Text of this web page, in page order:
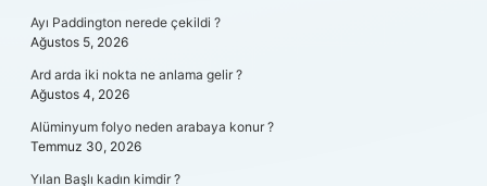
Ayı Paddington nerede çekildi ?
Ağustos 5, 2026
Ard arda iki nokta ne anlama gelir ?
Ağustos 4, 2026
Alüminyum folyo neden arabaya konur ?
Temmuz 30, 2026
Yılan Başlı kadın kimdir ?